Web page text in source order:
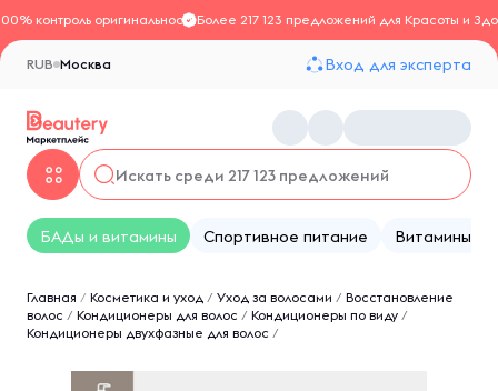
контроль оригинальностиБолее 217 123 предложений для Красоты и
Москва
RUB Вход для эксперта
БАДы и витамины Спортивное питание Витамины
Главная / Косметика и уход / Уход за волосами / Восстановление
волос / Кондиционеры для волос / Кондиционеры по виду /
Кондиционеры двухфазные для волос /